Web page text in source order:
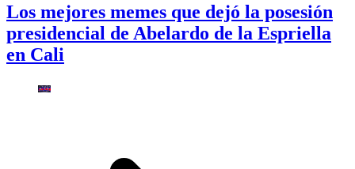
Los mejores memes que dejó la posesión
presidencial de Abelardo de la Espriella
en Cali